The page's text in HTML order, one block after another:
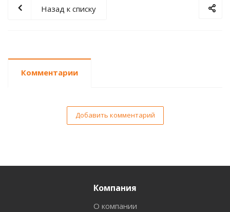
Назад к списку
Комментарии
Добавить комментарий
Компания
О компании